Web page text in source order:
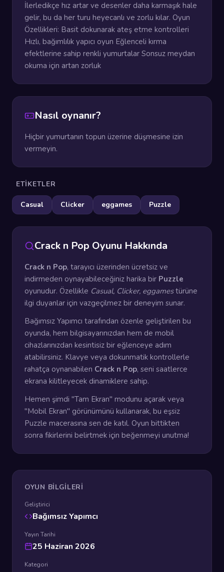
İlerledikçe hız artar ve desenler daha karmaşık hale
gelir, bu da her turu heyecanlı ve zorlu kılar. Oyun
Özellikleri: Basit dokunarak ateş etme kontrolleri
Hızlı, bağımlılık yapıcı oyun Eğlenceli kırma
efektlerine sahip renkli yumurtalar Sonsuz meydan
okuma için artan zorluk
Nasıl oynanır?
Hiçbir yumurtanın topun üzerine düşmesine izin
vermeyin.
ETIKETLER
Casual Clicker eggames Puzzle
Crack n Pop Oyunu Hakkında
Crack n Pop, tarayıcı üzerinden ücretsiz ve
indirmeden oynayabileceğiniz harika bir Puzzle
oyunudur. Özellikle Casual, Clicker, eggamestürüne
ilgi duyanlar için vazgeçilmez bir deneyim sunar.
Bağımsız Yapımcı tarafından özenle geliştirilen bu
oyunda, hem bilgisayarınızdan hem de mobil
cihazlarınızdan kesintisiz bir eğlenceye adım
atabilirsiniz. Klavye veya dokunmatik kontrollerle
rahatça oynanabilen Crack n Pop, seni saatlerce
ekrana kilitleyecek dinamiklere sahip.
Hemen şimdi "Tam Ekran" modunu açarak veya
"Mobil Ekran" görünümünü kullanarak, bu eşsiz
Puzzle macerasına sen de katıl. Oyun bittikten
sonra fikirlerini belirtmek için beğenmeyi unutma!
OYUN BILGILERI
Geliştirici
Bağımsız Yapımcı
Yayın Tarihi
25 Haziran 2026
Kategori